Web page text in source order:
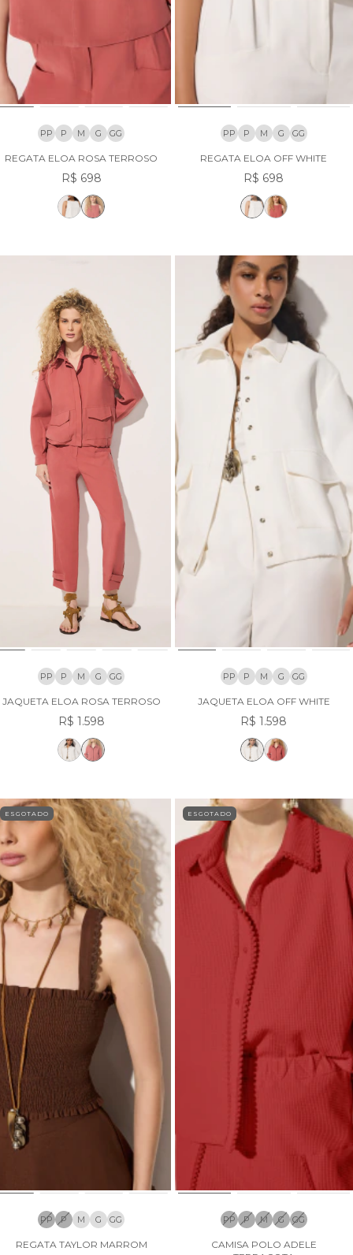
PP P M G GG
REGATA ELOA ROSA TERROSO
R$ 698
PP P M G GG
REGATA ELOA OFF WHITE
R$ 698
PP P M G GG
JAQUETA ELOA ROSA TERROSO
R$ 1.598
PP P M G GG
JAQUETA ELOA OFF WHITE
R$ 1.598
ESGOTADO
PP P M G GG
REGATA TAYLOR MARROM
ESGOTADO
PP P M G GG
CAMISA POLO ADELE